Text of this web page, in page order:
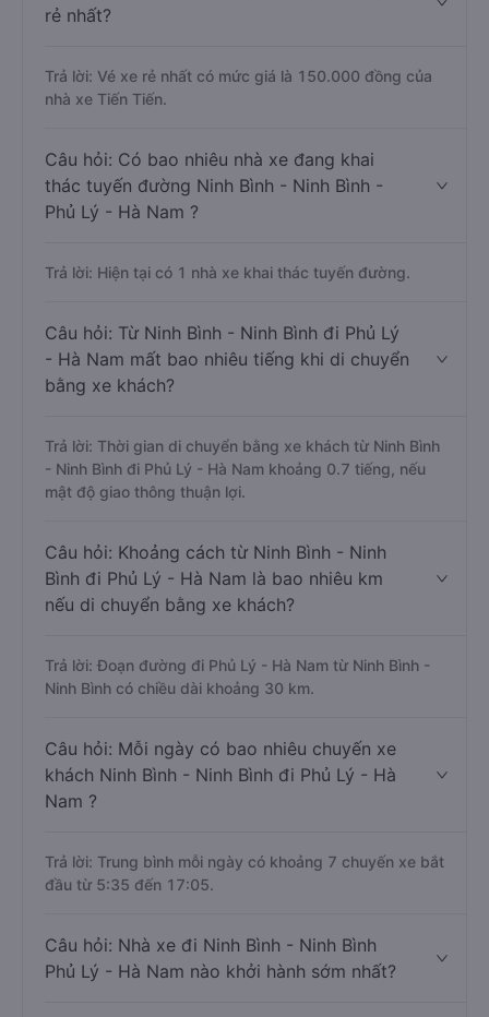
rẻ nhất?
Trả lời: Vé xe rẻ nhất có mức giá là 150.000 đồng của
nhà xe Tiến Tiến.
Câu hỏi: Có bao nhiêu nhà xe đang khai
thác tuyến đường Ninh Bình - Ninh Bình -
Phủ Lý - Hà Nam ?
Trả lời: Hiện tại có 1 nhà xe khai thác tuyến đường.
Câu hỏi: Từ Ninh Bình - Ninh Bình đi Phủ Lý
- Hà Nam mất bao nhiêu tiếng khi di chuyển
bằng xe khách?
Trả lời: Thời gian di chuyển bằng xe khách từ Ninh Bình
- Ninh Bình đi Phủ Lý - Hà Nam khoảng 0.7 tiếng, nếu
mật độ giao thông thuận lợi.
Câu hỏi: Khoảng cách từ Ninh Bình - Ninh
Bình đi Phủ Lý - Hà Nam là bao nhiêu km
nếu di chuyển bằng xe khách?
Trả lời: Đoạn đường đi Phủ Lý - Hà Nam từ Ninh Bình -
Ninh Bình có chiều dài khoảng 30 km.
Câu hỏi: Mỗi ngày có bao nhiêu chuyến xe
khách Ninh Bình - Ninh Bình đi Phủ Lý - Hà
Nam ?
Trả lời: Trung bình mỗi ngày có khoảng 7 chuyến xe bắt
đầu từ 5:35 đến 17:05.
Câu hỏi: Nhà xe đi Ninh Bình - Ninh Bình
Phủ Lý - Hà Nam nào khởi hành sớm nhất?